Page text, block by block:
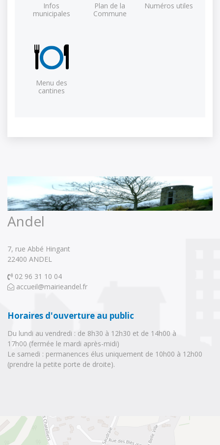
Infos
municipales
Plan de la
Commune
Numéros utiles
Menu des
cantines
Andel
7, rue Abbé Hingant
22400 ANDEL
02 96 31 10 04
accueil@mairieandel.fr
Horaires d'ouverture au public
Du lundi au vendredi : de 8h30 à 12h30 et de 14h00 à
17h00 (fermée le mardi après-midi)
Le samedi : permanences élus uniquement de 10h00 à 12h00
(prendre la petite porte de droite).